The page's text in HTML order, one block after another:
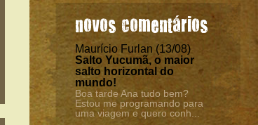
novos comentários
Maurício Furlan (13/08)
Salto Yucumã, o maior
salto horizontal do
mundo!
Boa tarde Ana tudo bem?
Estou me programando para
uma viagem e quero conh...